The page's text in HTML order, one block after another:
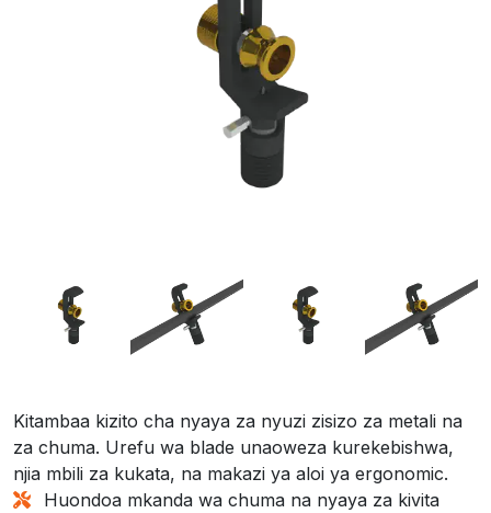
Kitambaa kizito cha nyaya za nyuzi zisizo za metali na
za chuma. Urefu wa blade unaoweza kurekebishwa,
njia mbili za kukata, na makazi ya aloi ya ergonomic.
Huondoa mkanda wa chuma na nyaya za kivita